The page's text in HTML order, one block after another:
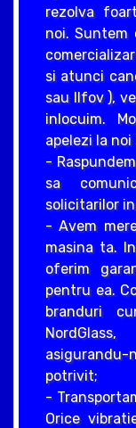
rezolva
noi. Suntem
si atunci
sau Ilfov ),
inlocuim.
apelezi la
-
sa
solicitarilor
- Avem
masina ta.
oferim
pentru ea.
branduri
potrivit;
-
Orice